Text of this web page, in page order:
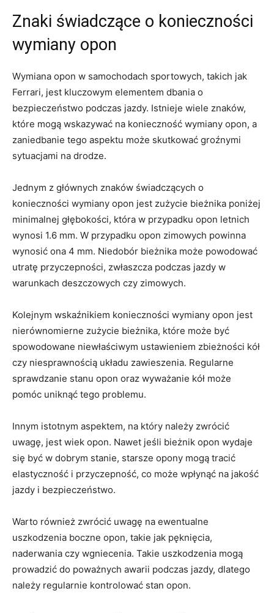
Znaki świadczące o ⁢konieczności
wymiany ​opon
Wymiana ​opon w samochodach ⁢sportowych, takich jak
Ferrari, jest ⁣kluczowym elementem dbania o
bezpieczeństwo ‌podczas jazdy. Istnieje wiele znaków,
które mogą wskazywać na‍ konieczność wymiany opon, ⁢a
zaniedbanie tego aspektu może skutkować groźnymi
sytuacjami⁢ na drodze.
Jednym z głównych znaków świadczących o
konieczności wymiany opon jest zużycie bieżnika poniżej
minimalnej głębokości, która w przypadku opon ‍letnich⁢
wynosi 1.6 mm. W przypadku opon zimowych powinna
wynosić ona 4 ​mm. Niedobór bieżnika może⁤ powodować
utratę przyczepności, zwłaszcza ‍podczas jazdy w
warunkach deszczowych czy zimowych.
Kolejnym wskaźnikiem konieczności wymiany opon‌ jest
nierównomierne ⁢zużycie bieżnika, które może być‌
spowodowane niewłaściwym ustawieniem zbieżności kół
‍czy ‍niesprawnością⁢ układu zawieszenia.⁣ Regularne
sprawdzanie stanu opon oraz wyważanie kół ⁣może‍
pomóc ‍uniknąć ​tego problemu.
Innym istotnym aspektem, na który należy zwrócić​
uwagę, jest‍ wiek opon. Nawet‍ jeśli bieżnik opon wydaje
się być w dobrym ‌stanie, starsze opony mogą tracić
elastyczność i przyczepność, co może wpłynąć ‍na jakość‍
jazdy i bezpieczeństwo.
Warto również zwrócić ‍uwagę na ewentualne⁤
uszkodzenia boczne opon,​ takie jak pęknięcia,
naderwania czy wgniecenia. Takie uszkodzenia mogą
prowadzić⁣ do poważnych awarii podczas jazdy, dlatego
należy regularnie kontrolować stan opon.